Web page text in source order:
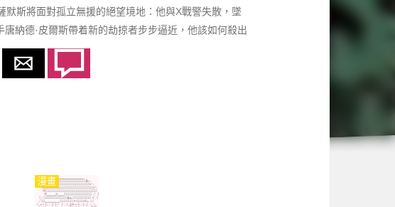
默斯將面對孤立無援的絕望境地：他與X戰警失散，墜
納德·皮爾斯帶着新的劫掠者步步逼近，他該如何殺出
漫畫